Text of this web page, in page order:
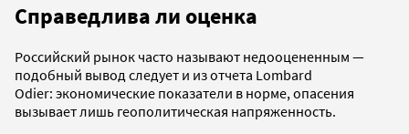
Справедлива ли оценка
Российский рынок часто называют недооцененным —
подобный вывод следует и из отчета Lombard
Odier: экономические показатели в норме, опасения
вызывает лишь геополитическая напряженность.